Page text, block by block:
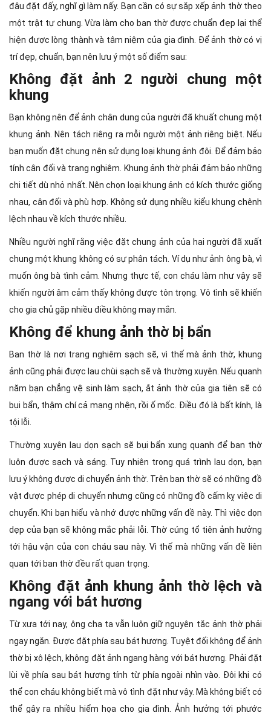
đâu đặt đấy, nghĩ gì làm nấy. Bạn cần có sự sắp xếp ảnh thờ theo
một trật tự chung. Vừa làm cho ban thờ được chuẩn đẹp lại thể
hiện được lòng thành và tâm niệm của gia đình. Để ảnh thờ có vị
trí đẹp, chuẩn, bạn nên lưu ý một số điểm sau:
Không đặt ảnh 2 người chung một
khung
Bạn không nên để ảnh chân dung của người đã khuất chung một
khung ảnh. Nên tách riêng ra mỗi người một ảnh riêng biệt. Nếu
bạn muốn đặt chung nên sử dụng loại khung ảnh đôi. Để đảm bảo
tính cân đối và trang nghiêm. Khung ảnh thờ phải đảm bảo những
chi tiết dù nhỏ nhất. Nên chọn loại khung ảnh có kích thước giống
nhau, cân đối và phù hợp. Không sử dụng nhiều kiểu khung chênh
lệch nhau về kích thước nhiều.
Nhiều người nghĩ rằng việc đặt chung ảnh của hai người đã xuất
chung một khung không có sự phân tách. Ví dụ như ảnh ông bà, vì
muốn ông bà tình cảm. Nhưng thực tế, con cháu làm như vậy sẽ
khiến người âm cảm thấy không được tôn trọng. Vô tình sẽ khiến
cho gia chủ gặp nhiều điều không may mắn.
Không để khung ảnh thờ bị bẩn
Ban thờ là nơi trang nghiêm sạch sẽ, vì thế mà ảnh thờ, khung
ảnh cũng phải được lau chùi sạch sẽ và thường xuyên. Nếu quanh
năm bạn chẳng vệ sinh làm sạch, ắt ảnh thờ của gia tiên sẽ có
bụi bẩn, thậm chí cả mạng nhện, rồi ố mốc. Điều đó là bất kính, là
tội lỗi.
Thường xuyên lau dọn sạch sẽ bụi bẩn xung quanh để ban thờ
luôn được sạch và sáng. Tuy nhiên trong quá trình lau dọn, bạn
lưu ý không được di chuyển ảnh thờ. Trên ban thờ sẽ có những đồ
vật được phép di chuyển nhưng cũng có những đồ cấm kỵ việc di
chuyển. Khi bạn hiểu và nhớ được những vấn đề này. Thì việc dọn
dẹp của bạn sẽ không mắc phải lỗi. Thờ cúng tổ tiên ảnh hưởng
tới hậu vận của con cháu sau này. Vì thế mà những vấn đề liên
quan tới ban thờ đều rất quan trọng.
Không đặt ảnh khung ảnh thờ lệch và
ngang với bát hương
Từ xưa tới nay, ông cha ta vẫn luôn giữ nguyên tắc ảnh thờ phải
ngay ngắn. Được đặt phía sau bát hương. Tuyệt đối không để ảnh
thờ bị xô lệch, không đặt ảnh ngang hàng với bát hương. Phải đặt
lùi về phía sau bát hương tính từ phía ngoài nhìn vào. Đôi khi có
thể con cháu không biết mà vô tình đặt như vậy. Mà không biết có
thể gây ra nhiều hiểm họa cho gia đình. Ảnh hưởng tới phước